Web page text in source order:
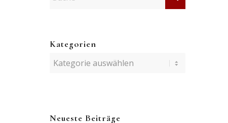
Kategorien
Kategorien
Neueste Beiträge